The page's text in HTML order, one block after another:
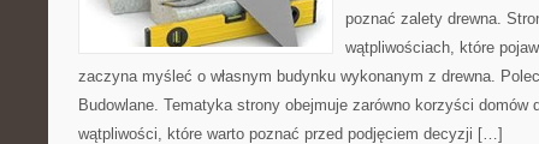
poznać zalety drewna.
wątpliwościach, które
zaczyna myśleć o własnym budynku wykonanym z drewna.
Budowlane. Tematyka strony obejmuje zarówno korzyści domów
wątpliwości, które warto poznać przed podjęciem decyzji […]